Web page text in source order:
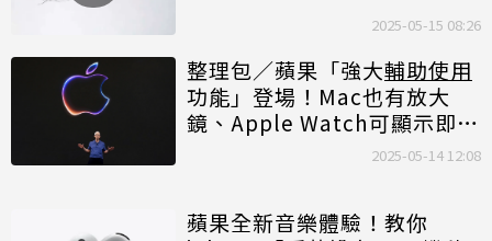
2025-05-15 08:26
整理包／蘋果「強大輔助使用
功能」登場！Mac也有放大
鏡、Apple Watch可顯示即時
2025-05-14 12:08
蘋果全新音樂體驗！教你